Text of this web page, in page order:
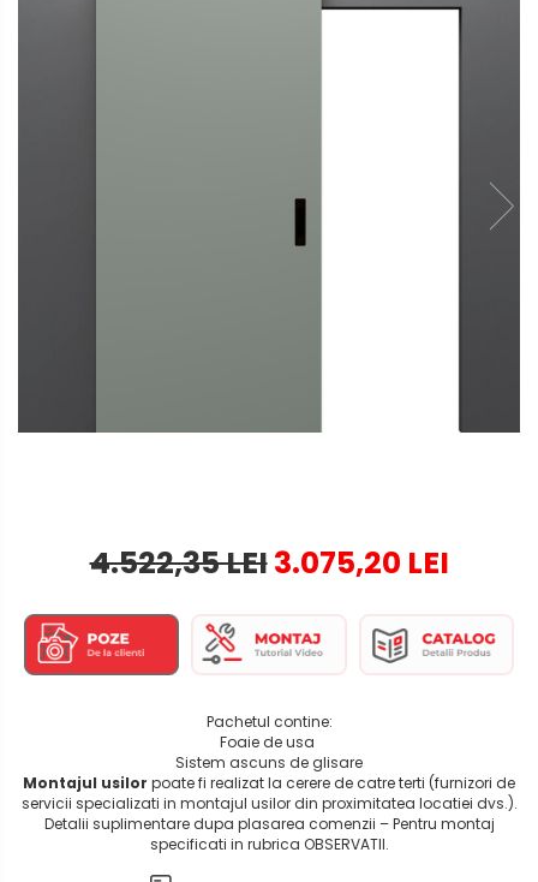
4.522,35 LEI3.075,20 LEI
Pachetul contine:
Foaie de usa
Sistem ascuns de glisare
Montajul usilor poate fi realizat la cerere de catre terti (furnizori de
servicii specializati in montajul usilor din proximitatea locatiei dvs.).
Detalii suplimentare dupa plasarea comenzii – Pentru montaj
specificati in rubrica OBSERVATII.